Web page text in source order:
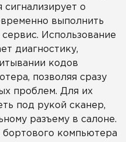
сигнализирует о
выполнить
Использование
диагностику,
кодов
позволяя сразу
проблем. Для их
под рукой сканер,
разъему в салоне.
компьютера